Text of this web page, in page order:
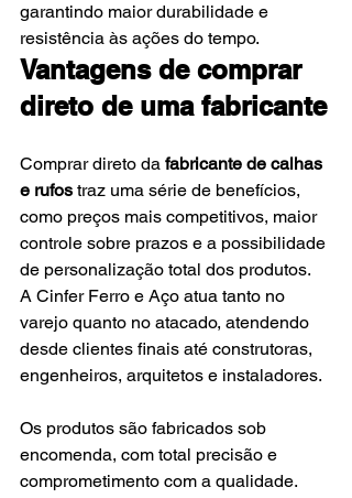
garantindo maior durabilidade e
resistência às ações do tempo.
Vantagens de comprar
direto de uma fabricante
Comprar direto da fabricante de calhas
e rufos traz uma série de benefícios,
como preços mais competitivos, maior
controle sobre prazos e a possibilidade
de personalização total dos produtos.
A Cinfer Ferro e Aço atua tanto no
varejo quanto no atacado, atendendo
desde clientes finais até construtoras,
engenheiros, arquitetos e instaladores.
Os produtos são fabricados sob
encomenda, com total precisão e
comprometimento com a qualidade.